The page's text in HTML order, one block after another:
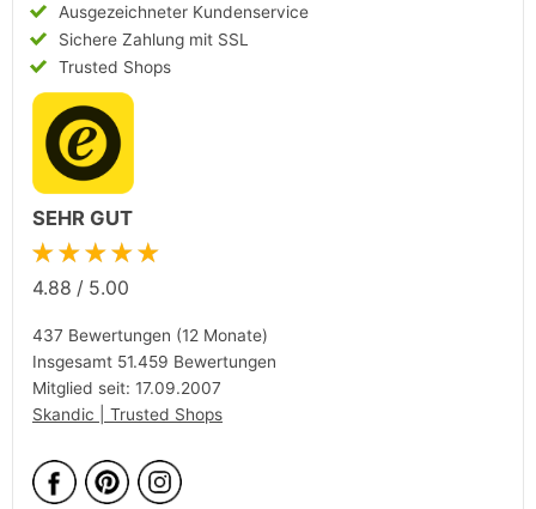
Ausgezeichneter Kundenservice
Sichere Zahlung mit SSL
Trusted Shops
SEHR GUT
★★★★★
4.88 / 5.00
437 Bewertungen (12 Monate)
Insgesamt 51.459 Bewertungen
Mitglied seit: 17.09.2007
Skandic | Trusted Shops